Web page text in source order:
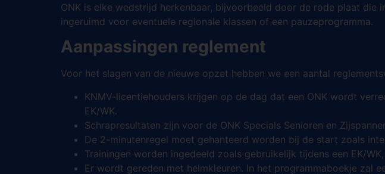
ONK is elke wedstrijd herkenbaar, bijvoorbeeld door de rode plaat
ingeruimd voor eventuele regionale klassen of een pauzeprogramma.
Aanpassingen reglement
Voor het slagen van de nieuwe opzet hebben we een aantal
KNMV-licentiehouders krijgen op de dag dat een ONK wordt
EK/WK.
Schrapresultaten zijn voor de ONK Specials Senioren en
De 2-minutenregel moet gehanteerd worden bij de start zoals
Trainingen worden ingedeeld zoals gebruikelijk tijdens een EK/
Er wordt gereden met helmkleuren. In het programmaboekje zal